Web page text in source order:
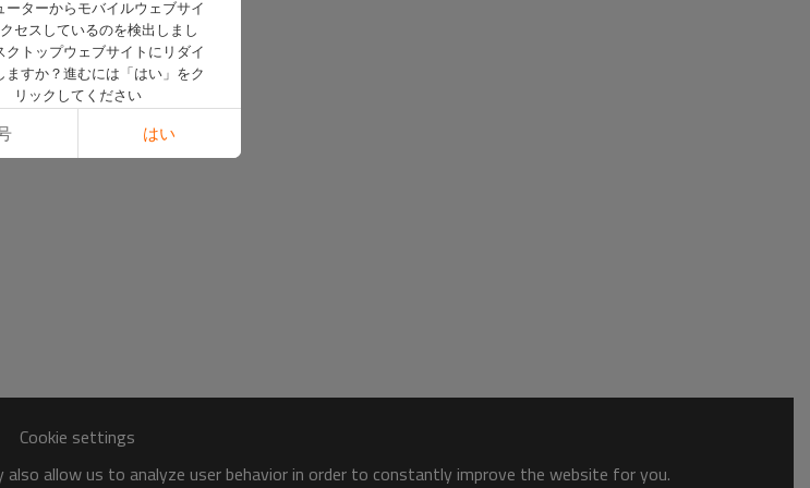
Cookie settings
allow us to analyze user behavior in order to constantly improve the website for you.
ーターからモバイルウェブサイ
セスしているのを検出しまし
クトップウェブサイトにリダイ
ますか？進むには「はい」をク
リックしてください
はい